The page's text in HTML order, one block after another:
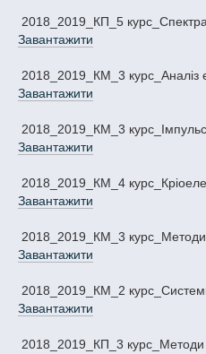
2018_2019_КП_5
Завантажити
2018_2019_КМ_3 курс_Аналіз
Завантажити
2018_2019_КМ_3
Завантажити
2018_2019_КМ_4
Завантажити
2018_2019_КМ_3
Завантажити
2018_2019_КМ_2
Завантажити
2018_2019_КП_3 курс_Методи